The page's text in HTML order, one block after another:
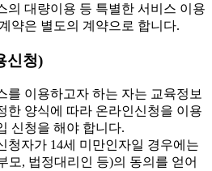
의 대량이용 등 특별한 서비스 이용
약은 별도의 계약으로 합니다.
신청)
이용하고자 하는 자는 교육정보
한 양식에 따라 온라인신청을 이용
신청을 해야 합니다.
자가 14세 미만인자일 경우에는
모, 법정대리인 등)의 동의를 얻어